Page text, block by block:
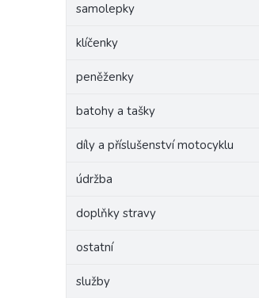
samolepky
klíčenky
peněženky
batohy a tašky
díly a příslušenství motocyklu
údržba
doplňky stravy
ostatní
služby